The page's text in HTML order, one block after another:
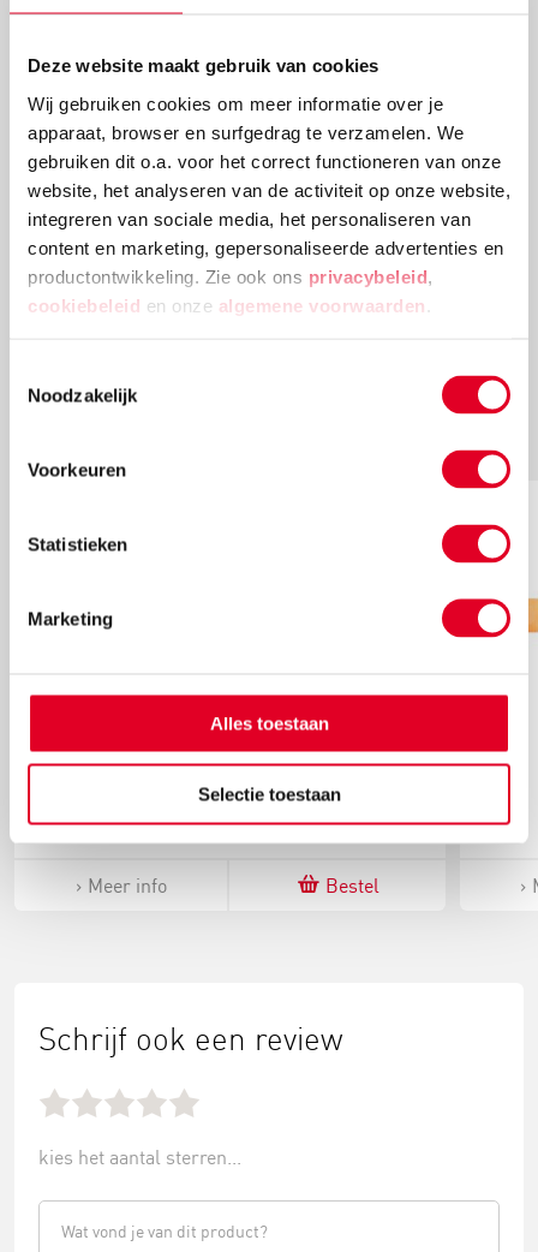
Deze website maakt gebruik van cookies
Wij gebruiken cookies om meer informatie over je
apparaat, browser en surfgedrag te verzamelen. We
gebruiken dit o.a. voor het correct functioneren van onze
website, het analyseren van de activiteit op onze website,
integreren van sociale media, het personaliseren van
content en marketing, gepersonaliseerde advertenties en
productontwikkeling. Zie ook ons privacybeleid
cookiebeleid en onze algemene voorwaarden
Noodzakelijk
Voorkeuren
Statistieken
Marketing
Alles toestaan
Selectie toestaan
Vandaag besteld, dinsdag in huis
Gratis verzending vanaf € 20 en geen
retourkosten.
Meer artikelen
Markeerstift | Geel
Meer info Bestel
Schrijf ook een review
kies het aantal sterren...